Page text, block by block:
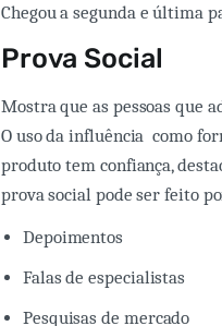
Chegou a segunda e última
Prova Social
Mostra que as pessoas que
O uso da influência como
produto tem confiança,
prova social pode ser feito
Depoimentos
Falas de especialistas
Pesquisas de mercado